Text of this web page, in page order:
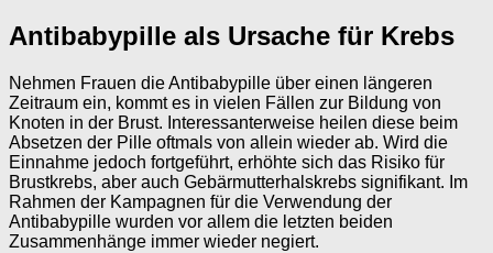
Antibabypille als Ursache für Krebs
Nehmen Frauen die Antibabypille über einen längeren
Zeitraum ein, kommt es in vielen Fällen zur Bildung von
Knoten in der Brust. Interessanterweise heilen diese beim
Absetzen der Pille oftmals von allein wieder ab. Wird die
Einnahme jedoch fortgeführt, erhöhte sich das Risiko für
Brustkrebs, aber auch Gebärmutterhalskrebs signifikant. Im
Rahmen der Kampagnen für die Verwendung der
Antibabypille wurden vor allem die letzten beiden
Zusammenhänge immer wieder negiert.